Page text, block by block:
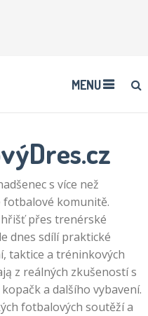
MENU
s více než
fotbalové komunitě.
přes trenérské
dnes sdílí praktické
taktice a tréninkových
z reálných zkušeností s
a dalšího vybavení.
fotbalových soutěží a